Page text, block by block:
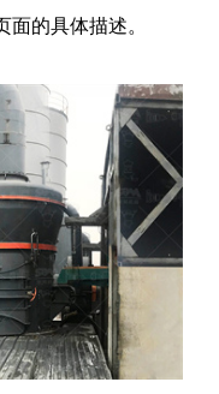
的具体描述。